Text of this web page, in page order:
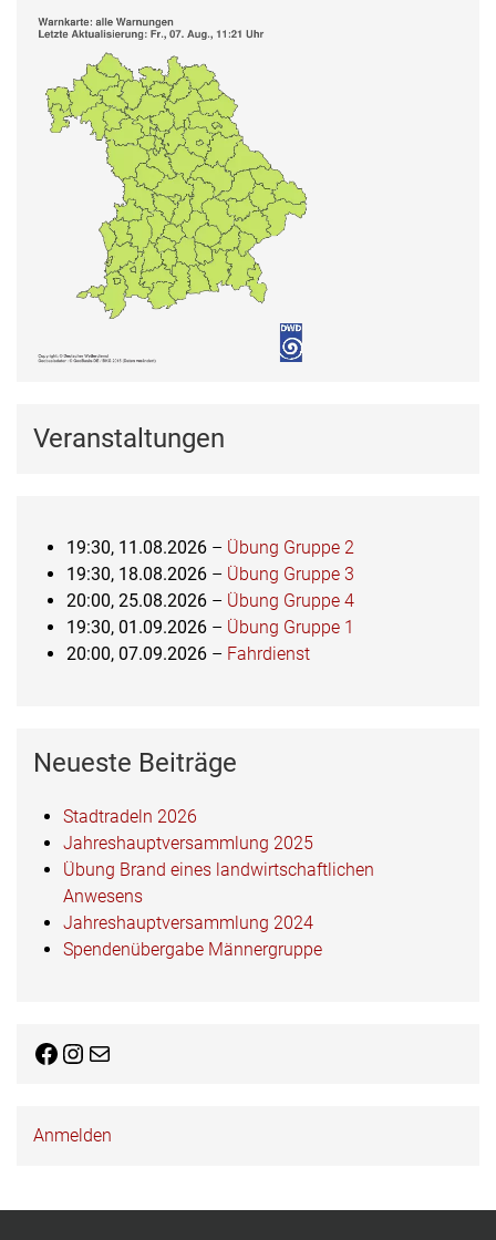
Veranstaltungen
19:30, 11.08.2026 – Übung Gruppe 2
19:30, 18.08.2026 – Übung Gruppe 3
20:00, 25.08.2026 – Übung Gruppe 4
19:30, 01.09.2026 – Übung Gruppe 1
20:00, 07.09.2026 – Fahrdienst
Neueste Beiträge
Stadtradeln 2026
Jahreshauptversammlung 2025
Übung Brand eines landwirtschaftlichen
Anwesens
Jahreshauptversammlung 2024
Spendenübergabe Männergruppe
Facebook
Instagram
E-Mail
Anmelden